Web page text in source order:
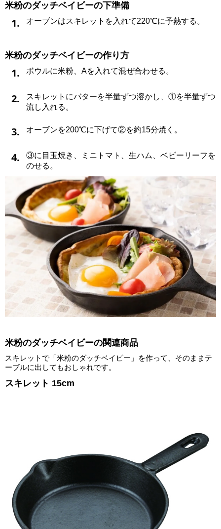
米粉のダッチベイビーの下準備
1. オーブンはスキレットを入れて220℃に予熱する。
米粉のダッチベイビーの作り方
1. ボウルに米粉、Aを入れて混ぜ合わせる。
2.
スキレットにバターを半量ずつ溶かし、①を半量ずつ
流し入れる。
3. オーブンを200℃に下げて②を約15分焼く。
4.
③に目玉焼き、ミニトマト、生ハム、ベビーリーフを
のせる。
米粉のダッチベイビーの関連商品
スキレットで「米粉のダッチベイビー」を作って、そのままテ
ーブルに出してもおしゃれです。
スキレット 15cm